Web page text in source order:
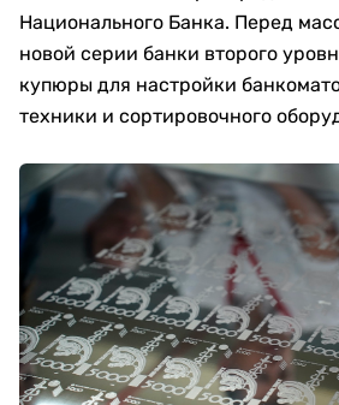
Национального Банка. Перед
новой серии банки второго
купюры для настройки
техники и сортировочного